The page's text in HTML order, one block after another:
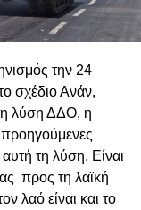
την 24
σχέδιο Ανάν,
λύση ΔΔΟ, η
αυτή τη λύση. Είναι
προς τη λαϊκή
λαό είναι και το